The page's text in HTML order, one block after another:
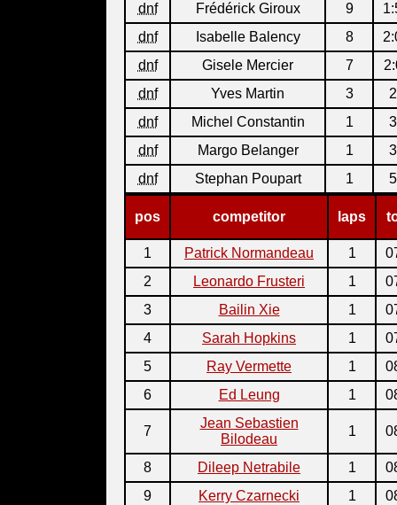
dnf
Frédérick Giroux 9
dnf
Isabelle Balency 8
dnf
Gisele Mercier 7
dnf
Yves Martin 3
dnf
Michel Constantin 1
dnf
Margo Belanger 1
dnf
Stephan Poupart 1
pos competitor laps
1 Patrick Normandeau 1
2
Leonardo Frusteri 1
3
Bailin Xie 1
4
Sarah Hopkins 1
5
Ray Vermette 1
6
Ed Leung 1
7
Jean Sebastien
Bilodeau
1
8 Dileep Netrabile 1
9
Kerry Czarnecki 1